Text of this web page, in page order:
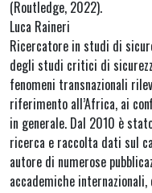
(Routledge, 2022).
Luca Raineri
Ricercatore in studi di
degli studi critici di
fenomeni transnazionali
riferimento all’Africa, ai
in generale. Dal 2010 è
ricerca e raccolta dati sul
autore di numerose
accademiche